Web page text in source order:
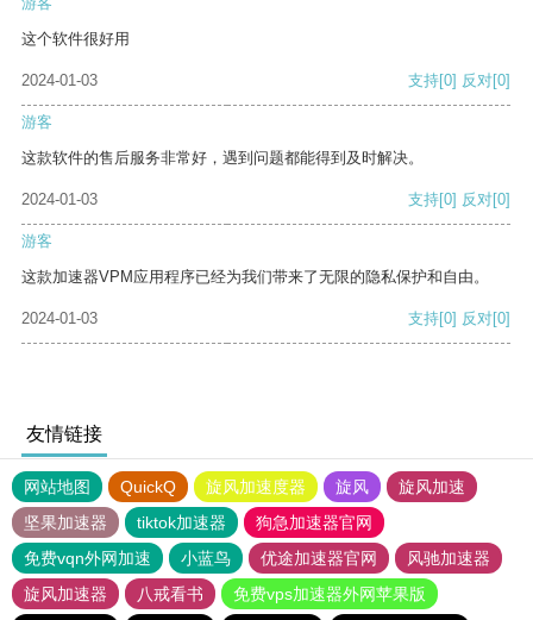
这个软件很好用
2024-01-03 支持[0] 反对[0]
游客
这款软件的售后服务非常好，遇到问题都能得到及时解决。
2024-01-03 支持[0] 反对[0]
游客
这款加速器VPM应用程序已经为我们带来了无限的隐私保护和自由。
2024-01-03 支持[0] 反对[0]
友情链接
网站地图 QuickQ 旋风加速度器 旋风
旋风加速
坚果加速器
tiktok加速器
狗急加速器官网
免费vqn外网加速
小蓝鸟 优途加速器官网
风驰加速器
旋风加速器
八戒看书 免费vps加速器外网苹果版